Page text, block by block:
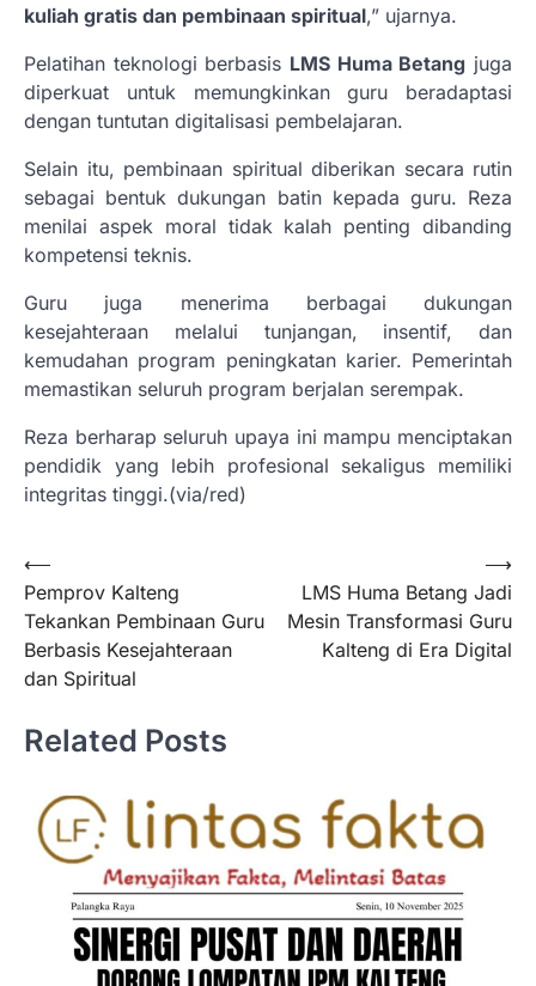
kuliah gratis dan pembinaan spiritual,” ujarnya.
Pelatihan teknologi berbasis LMS Huma Betang juga
diperkuat untuk memungkinkan guru beradaptasi
dengan tuntutan digitalisasi pembelajaran.
Selain itu, pembinaan spiritual diberikan secara rutin
sebagai bentuk dukungan batin kepada guru. Reza
menilai aspek moral tidak kalah penting dibanding
kompetensi teknis.
Guru juga menerima berbagai dukungan
kesejahteraan melalui tunjangan, insentif, dan
kemudahan program peningkatan karier. Pemerintah
memastikan seluruh program berjalan serempak.
Reza berharap seluruh upaya ini mampu menciptakan
pendidik yang lebih profesional sekaligus memiliki
integritas tinggi.(via/red)
Navigasi
pos
⟵
Pemprov Kalteng
Tekankan Pembinaan Guru
Berbasis Kesejahteraan
dan Spiritual
LMS Huma Betang Jadi
Mesin Transformasi Guru
Kalteng di Era Digital
⟶
Related Posts